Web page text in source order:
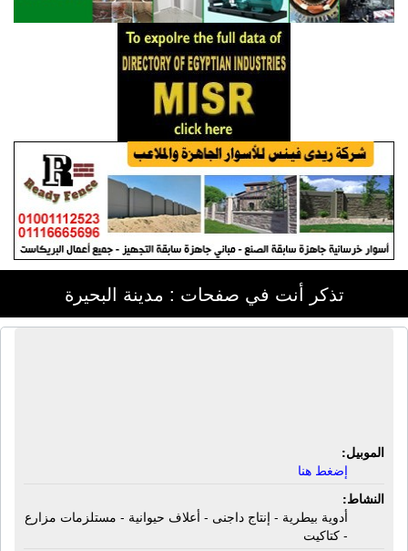
تذكر أنت في صفحات : مدينة البحيرة
الموبيل:
إضغط هنا
النشاط:
أدوية بيطرية - إنتاج داجنى - أعلاف حيوانية - مستلزمات مزارع
- كتاكيت